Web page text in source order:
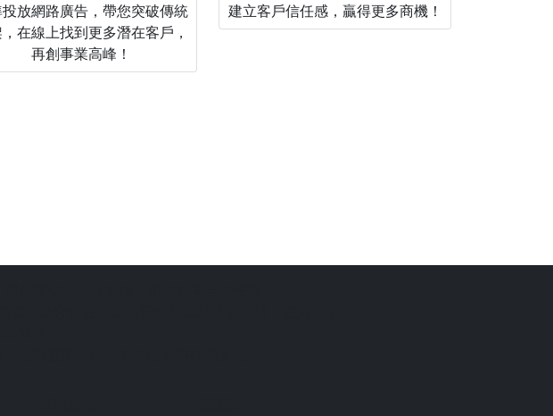
放網路廣告，帶您突破傳統
在線上找到更多潛在客戶，
再創事業高峰！
建立客戶信任感，贏得更多商機！